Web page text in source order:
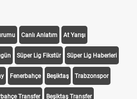
Canlı Anlatım At Yarışı
Süper Lig Fikstür Süper Lig Haberleri
Fenerbahçe Beşiktaş Trabzonspor
Transfer Beşiktaş Transfer